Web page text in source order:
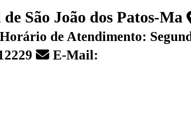
São João dos Patos-Ma
Horário de Atendimento:
E-Mail: